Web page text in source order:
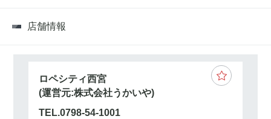
店舗情報
ロペシティ西宮
(運営元:株式会社うかいや)
TEL.0798-54-1001